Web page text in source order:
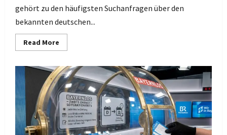
gehört zu den häufigsten Suchanfragen über den
bekannten deutschen...
Read More
more
wem
ist
Frederik
Pleitgen
verheiratet?